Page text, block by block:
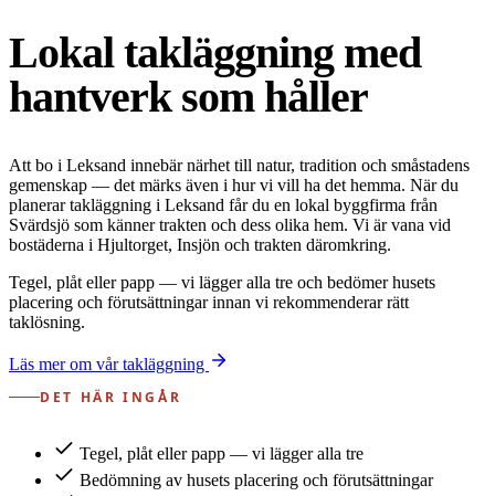
Lokal takläggning med
hantverk som håller
Att bo i Leksand innebär närhet till natur, tradition och småstadens
gemenskap — det märks även i hur vi vill ha det hemma. När du
planerar takläggning i Leksand får du en lokal byggfirma från
Svärdsjö som känner trakten och dess olika hem. Vi är vana vid
bostäderna i Hjultorget, Insjön och trakten däromkring.
Tegel, plåt eller papp — vi lägger alla tre och bedömer husets
placering och förutsättningar innan vi rekommenderar rätt
taklösning.
Läs mer om vår takläggning
DET HÄR INGÅR
Tegel, plåt eller papp — vi lägger alla tre
Bedömning av husets placering och förutsättningar